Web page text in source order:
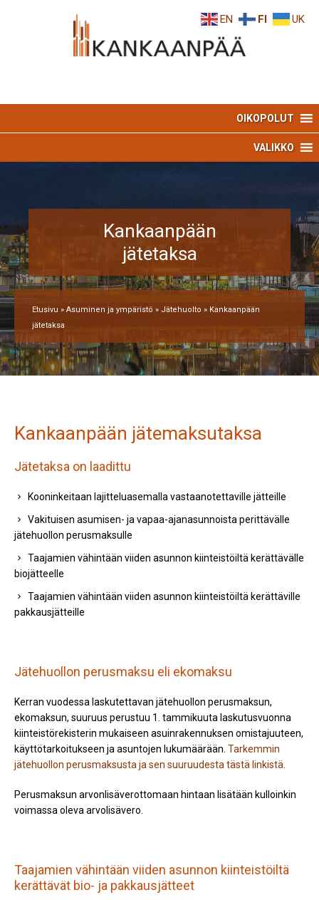
OIKOPOLUT
VALIKKO
Kankaanpään
jätetaksa
Etusivu » Asuminen ja ympäristö » Jätehuolto » Kankaanpään
jätetaksa
Kankaanpään jätemaksutaksa
Jätetaksa on laadittu
Kooninkeitaan lajitteluasemalla vastaanotettaville jätteille
Vakituisen asumisen- ja vapaa-ajanasunnoista perittävälle
jätehuollon perusmaksulle
Taajamien vähintään viiden asunnon kiinteistöiltä kerättävälle
biojätteelle
Taajamien vähintään viiden asunnon kiinteistöiltä kerättäville
pakkausjätteille
Jätehuollon perusmaksu eli ekomaksu
Kerran vuodessa laskutettavan jätehuollon perusmaksun,
ekomaksun, suuruus perustuu 1. tammikuuta laskutusvuonna
kiinteistörekisterin mukaiseen asuinrakennuksen omistajuuteen,
käyttötarkoitukseen ja asuntojen lukumäärään. Tarkemmin
jätehuollon perusmaksusta ja sen suuruudesta tästä linkistä
Perusmaksun arvonlisäverottomaan hintaan lisätään kulloinkin
voimassa oleva arvolisävero.
Taajamien vähintään viiden asunnon kiinteistöiltä
kerättävät bio- ja pakkausjätteet
EN FI UK